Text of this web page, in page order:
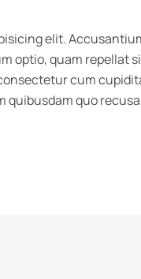
elit.
optio, quam repellat
cum
quo